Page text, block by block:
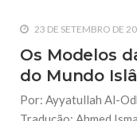
23 DE SETEMBRO DE
Os Modelos
do Mundo
Por: Ayyatullah Al-